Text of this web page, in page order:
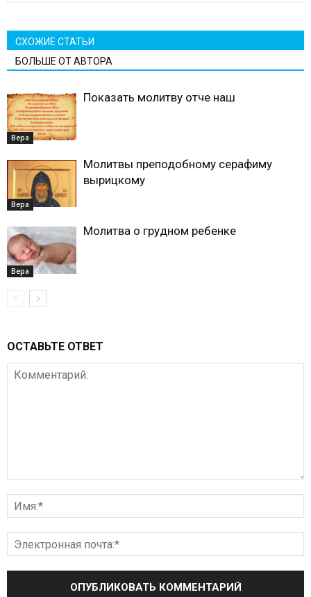
СХОЖИЕ СТАТЬИ
БОЛЬШЕ ОТ АВТОРА
Вера
Показать молитву отче наш
Вера
Молитвы преподобному серафиму
вырицкому
Вера
Молитва о грудном ребенке
ОСТАВЬТЕ ОТВЕТ